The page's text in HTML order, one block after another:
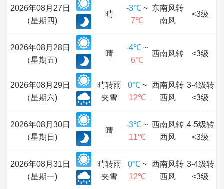
2026年08月27日
（星期四)
晴
-3℃ ~
7℃
东南风转
南风
<3级
2026年08月28日
（星期五)
晴
-4℃ ~
6℃
西南风转 <3级
2026年08月29日
（星期六)
晴转雨
夹雪
0℃~
12℃
西南风转
西风
3-4级转
<3级
2026年08月30日
（星期日)
晴
-3℃ ~
11℃
西南风转
西风
4-5级转
<3级
2026年08月31日
（星期一)
晴转雨
夹雪
0℃~
12℃
西南风转
西风
3-4级转
<3级